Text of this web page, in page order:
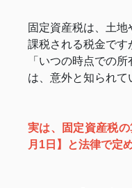
固定資産税は、土
課税される税金です
「いつの時点での
は、意外と知られて
実は、固定資産税
月1日】と法律で定